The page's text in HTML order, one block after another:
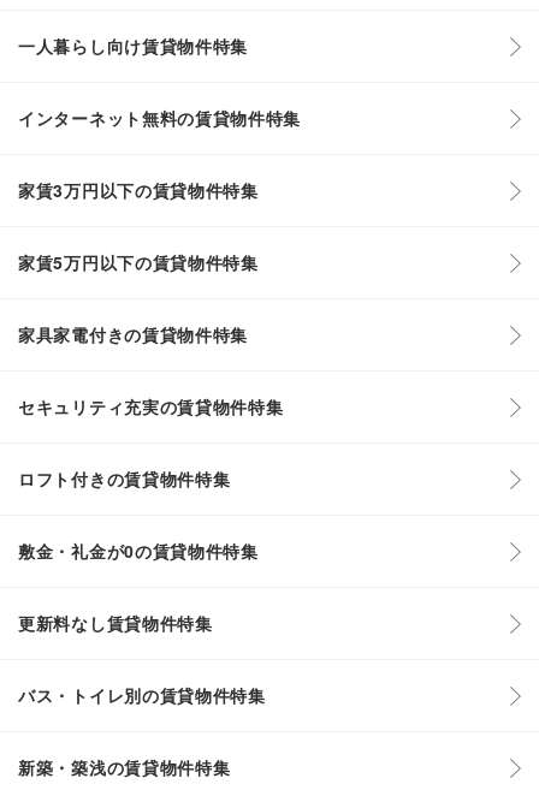
一人暮らし向け賃貸物件特集
インターネット無料の賃貸物件特集
家賃3万円以下の賃貸物件特集
家賃5万円以下の賃貸物件特集
家具家電付きの賃貸物件特集
セキュリティ充実の賃貸物件特集
ロフト付きの賃貸物件特集
敷金・礼金が0の賃貸物件特集
更新料なし賃貸物件特集
バス・トイレ別の賃貸物件特集
新築・築浅の賃貸物件特集